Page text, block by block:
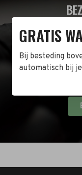
Naast de online
winkel in
dag langs
GRATIS
Bij besteding
automatisch bij